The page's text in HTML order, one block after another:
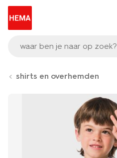
waar ben je naar op zoek?
shirts en overhemden